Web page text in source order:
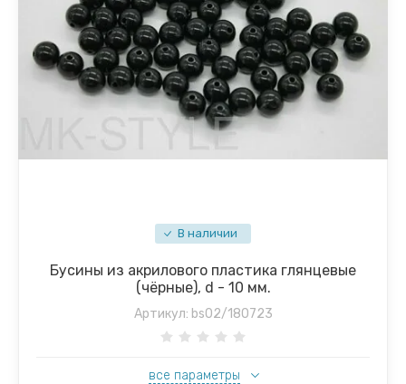
В наличии
Бусины из акрилового пластика глянцевые
(чёрные), d - 10 мм.
Артикул: bs02/180723
все параметры